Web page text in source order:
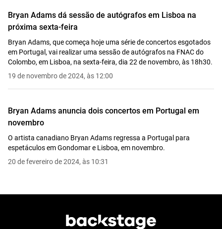
Bryan Adams dá sessão de autógrafos em Lisboa na
próxima sexta-feira
Bryan Adams, que começa hoje uma série de concertos esgotados
em Portugal, vai realizar uma sessão de autógrafos na FNAC do
Colombo, em Lisboa, na sexta-feira, dia 22 de novembro, às 18h30.
19 de novembro de 2024, às 12:00
Bryan Adams anuncia dois concertos em Portugal em
novembro
O artista canadiano Bryan Adams regressa a Portugal para
espetáculos em Gondomar e Lisboa, em novembro.
20 de fevereiro de 2024, às 10:31